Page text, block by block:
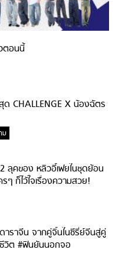
ตอนนี้
ด CHALLENGE X น้องฉัตร
ม
ลุคของ หลิวอี้เฟยในชุดย้อน
ๆ ก็ไว้ใจเรื่องความสวย!
าราจีน จากคู่จิ้นในซีรี่ย์จีนสู่คู่
วิต #ฟินยันนอกจอ